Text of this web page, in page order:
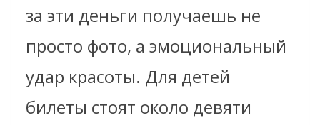
за эти деньги получаешь не
просто фото, а эмоциональный
удар красоты. Для детей
билеты стоят около девяти